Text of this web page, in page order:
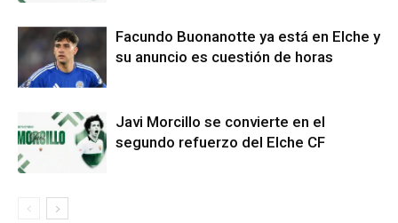
Facundo Buonanotte ya está en Elche y
su anuncio es cuestión de horas
Javi Morcillo se convierte en el
segundo refuerzo del Elche CF